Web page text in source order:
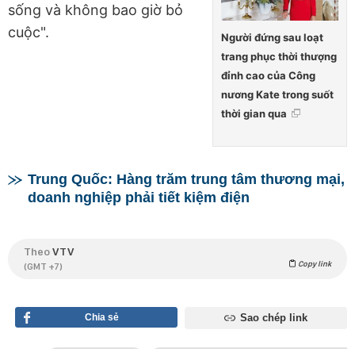
Người đứng sau loạt
trang phục thời thượng
đỉnh cao của Công
nương Kate trong suốt
thời gian qua
sống và không bao giờ bỏ
cuộc".
Trung Quốc: Hàng trăm trung tâm thương mại,
doanh nghiệp phải tiết kiệm điện
TheoVTV
(GMT +7) Copy link
Chia sẻ Sao chép link